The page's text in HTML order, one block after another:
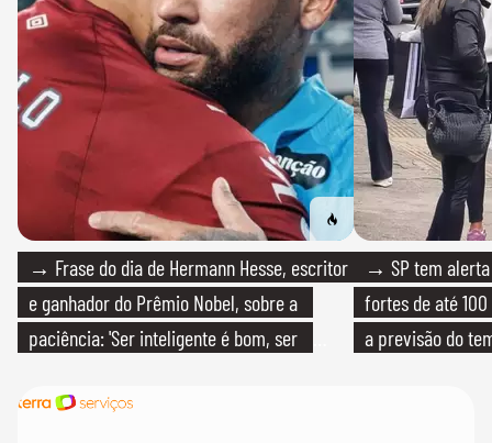
→ Frase do dia de Hermann Hesse, escritor
e ganhador do Prêmio Nobel, sobre a
paciência: 'Ser inteligente é bom, ser
→ SP tem
fortes de até
a previsão do